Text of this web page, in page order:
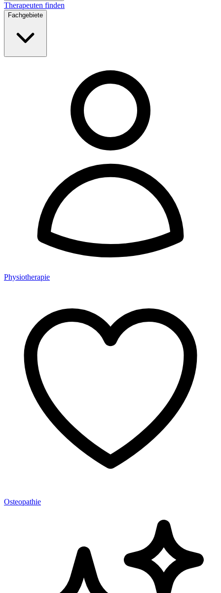
Therapeuten finden
Fachgebiete
Physiotherapie
Osteopathie